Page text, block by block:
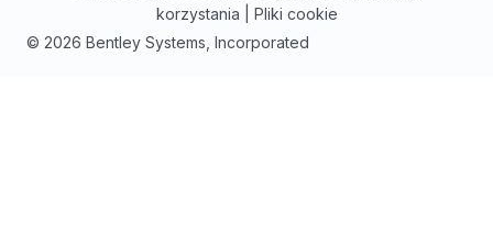
© 2026 Bentley Systems, Incorporated
korzystania
Pliki cookie